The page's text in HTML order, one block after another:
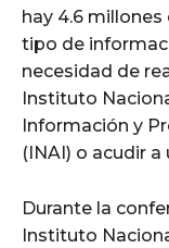
hay 4.6
tipo de
necesidad de
Instituto
Información y
(INAI) o acudir a
Durante la
Instituto